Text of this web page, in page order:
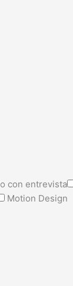
con entrevista
Motion Design